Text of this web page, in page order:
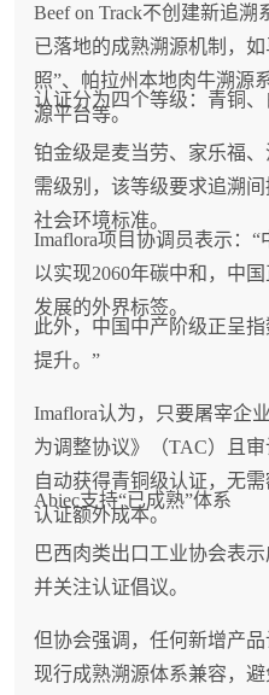
Beef on Track不创建新追
已落地的成熟溯源机制，
照”、帕拉州本地肉牛溯源
源平台等。
认证分为四个等级：青铜、
铂金级是麦当劳、家乐福
需级别，该等级要求追溯
社会环境标准。
Imaflora项目协调员表示：
以实现2060年碳中和，中
发展的外界标签。
此外，中国中产阶级正呈
提升。”
Imaflora认为，只要屠宰企
为调整协议》（TAC）且
自动获得青铜级认证，无
认证额外成本。
Abiec支持“已成熟”体系
巴西肉类出口工业协会表
并关注认证倡议。
但协会强调，任何新增产
现行成熟溯源体系兼容，